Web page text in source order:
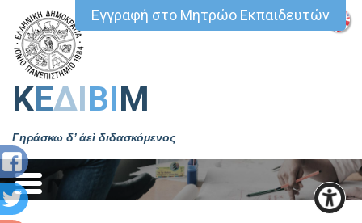
ΚΕΔΙΒΙΜ
Γηράσκω δ’ ἀεὶ διδασκόμενος
Εγγραφή στο Μητρώο Εκπαιδευτών